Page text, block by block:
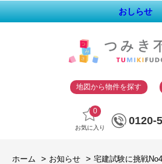
おしらせ
地図から物件を探す
0
お気に入り
0120-
ホーム お知らせ 宅建試験に挑戦